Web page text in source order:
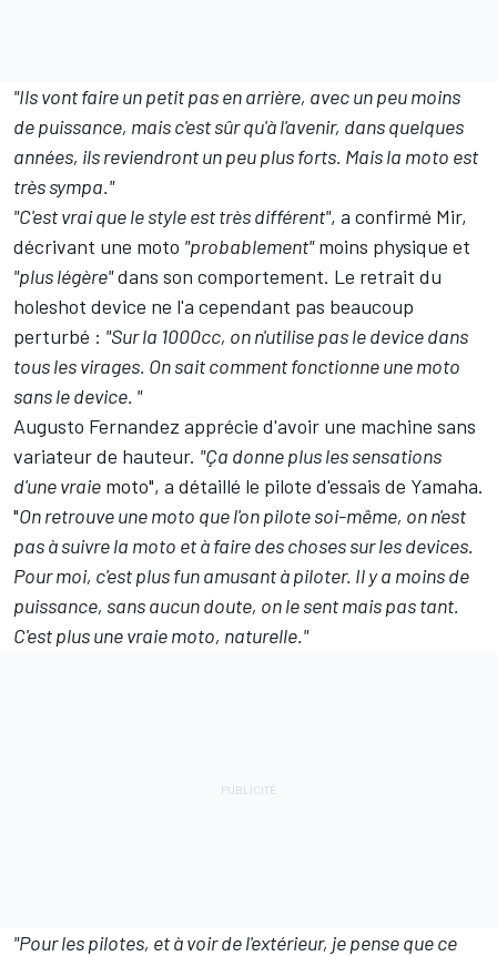
"Ils vont faire un petit pas en arrière, avec un peu moins
de puissance, mais c'est sûr qu'à l'avenir, dans quelques
années, ils reviendront un peu plus forts. Mais la moto est
très sympa."
"C'est vrai que le style est très différent", a confirmé Mir,
décrivant une moto "probablement"moins physique et
"plus légère"dans son comportement. Le retrait du
holeshot device ne l'a cependant pas beaucoup
perturbé : "Sur la 1000cc, on n'utilise pas le device dans
tous les virages. On sait comment fonctionne une moto
sans le device. "
Augusto Fernandez apprécie d'avoir une machine sans
variateur de hauteur. "Ça donne plus les sensations
d'une vraie moto", a détaillé le pilote d'essais de Yamaha.
"On retrouve une moto que l'on pilote soi-même, on n'est
pas à suivre la moto et à faire des choses sur les devices.
Pour moi, c'est plus fun amusant à piloter. Il y a moins de
puissance, sans aucun doute, on le sent mais pas tant.
C'est plus une vraie moto, naturelle."
"Pour les pilotes, et à voir de l'extérieur, je pense que ce